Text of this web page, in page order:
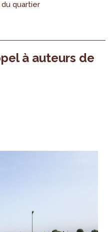
quartier
à auteurs de